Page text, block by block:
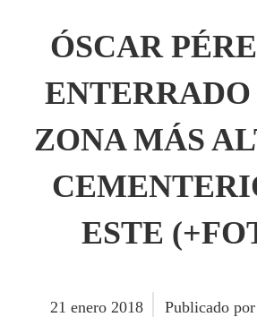
ÓSCAR
ZONA MÁS
ESTE
21 enero 2018 Publicado por